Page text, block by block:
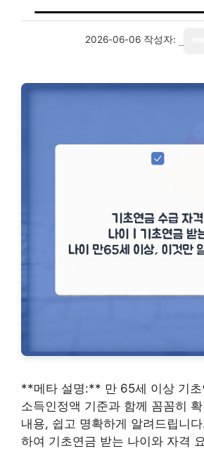
2026-06-06 작성자:
**메타 설명:** 만 65세 이상 기초
소득인정액 기준과 함께 꼼꼼히
내용, 쉽고 명확하게 알려드립니
하여 기초연금 받는 나이와 자격